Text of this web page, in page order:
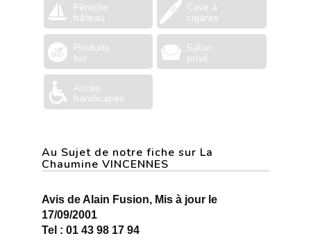
Péniche
bâteau
Cave à
cigares
Produits
bio
Salon
privé
Accès
handicapés
Au Sujet de notre fiche sur La
Chaumine VINCENNES
Avis de Alain Fusion, Mis à jour le
17/09/2001
Tel : 01 43 98 17 94